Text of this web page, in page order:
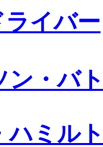
ライバー
ン・バ
ハミル